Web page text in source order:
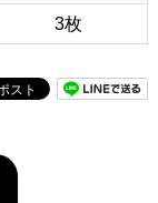
3枚